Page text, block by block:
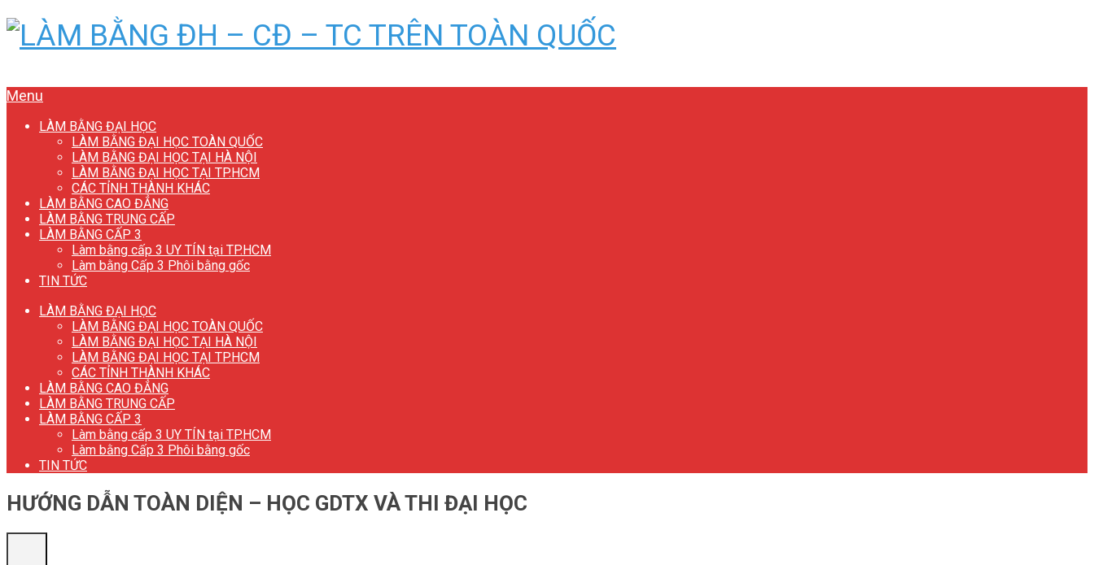
Menu
LÀM BẰNG ĐẠI HỌC
LÀM BẰNG ĐẠI HỌC TOÀN QUỐC
LÀM BẰNG ĐẠI HỌC TẠI HÀ NỘI
LÀM BẰNG ĐẠI HỌC TẠI TP.HCM
CÁC TỈNH THÀNH KHÁC
LÀM BẰNG CAO ĐẲNG
LÀM BẰNG TRUNG CẤP
LÀM BẰNG CẤP 3
Làm bằng cấp 3 UY TÍN tại TP.HCM
Làm bằng Cấp 3 Phôi bằng gốc
TIN TỨC
LÀM BẰNG ĐẠI HỌC
LÀM BẰNG ĐẠI HỌC TOÀN QUỐC
LÀM BẰNG ĐẠI HỌC TẠI HÀ NỘI
LÀM BẰNG ĐẠI HỌC TẠI TP.HCM
CÁC TỈNH THÀNH KHÁC
LÀM BẰNG CAO ĐẲNG
LÀM BẰNG TRUNG CẤP
LÀM BẰNG CẤP 3
Làm bằng cấp 3 UY TÍN tại TP.HCM
Làm bằng Cấp 3 Phôi bằng gốc
TIN TỨC
HƯỚNG DẪN TOÀN DIỆN – HỌC GDTX VÀ THI ĐẠI HỌC